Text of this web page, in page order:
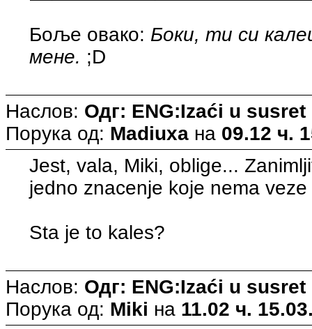
Боље овако: Боки, ти си
мене. ;D
Наслов: Одг: ENG:Izaći u susret
Порука од: Madiuxa на 09.12 ч.
Jest, vala, Miki, oblige...
jedno znacenje koje nema
Sta je to kales?
Наслов: Одг: ENG:Izaći u susret
Порука од: Miki на 11.02 ч.